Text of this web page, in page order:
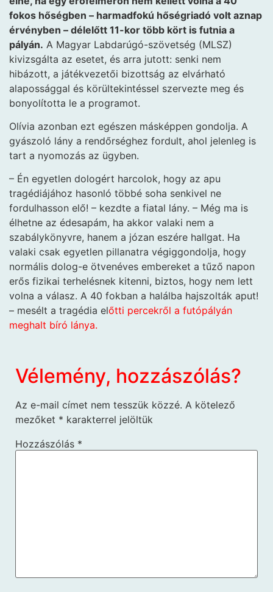
fokos hőségben – harmadfokú hőségriadó volt aznap
érvényben – délelőtt 11-kor több kört is futnia a
pályán. A Magyar Labdarúgó-szövetség (MLSZ)
kivizsgálta az esetet, és arra jutott: senki nem
hibázott, a játékvezetői bizottság az elvárható
alapossággal és körültekintéssel szervezte meg és
bonyolította le a programot.
Olívia azonban ezt egészen másképpen gondolja. A
gyászoló lány a rendőrséghez fordult, ahol jelenleg is
tart a nyomozás az ügyben.
– Én egyetlen dologért harcolok, hogy az apu
tragédiájához hasonló többé soha senkivel ne
fordulhasson elő! – kezdte a fiatal lány. – Még ma is
élhetne az édesapám, ha akkor valaki nem a
szabálykönyvre, hanem a józan eszére hallgat. Ha
valaki csak egyetlen pillanatra végiggondolja, hogy
normális dolog-e ötvenéves embereket a tűző napon
erős fizikai terhelésnek kitenni, biztos, hogy nem lett
volna a válasz. A 40 fokban a halálba hajszolták aput!
– mesélt a tragédia előtti percekről a futópályán
meghalt bíró lánya.
Vélemény, hozzászólás?
Az e-mail címet nem tesszük közzé. A kötelező
mezőket * karakterrel jelöltük
Hozzászólás *